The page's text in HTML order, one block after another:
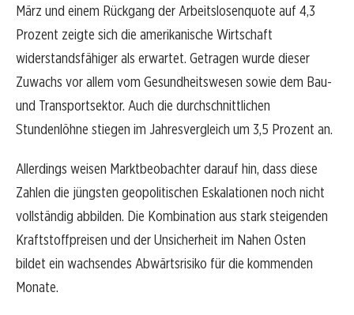
März und einem Rückgang der Arbeitslosenquote auf 4,3
Prozent zeigte sich die amerikanische Wirtschaft
widerstandsfähiger als erwartet. Getragen wurde dieser
Zuwachs vor allem vom Gesundheitswesen sowie dem Bau-
und Transportsektor. Auch die durchschnittlichen
Stundenlöhne stiegen im Jahresvergleich um 3,5 Prozent an.
Allerdings weisen Marktbeobachter darauf hin, dass diese
Zahlen die jüngsten geopolitischen Eskalationen noch nicht
vollständig abbilden. Die Kombination aus stark steigenden
Kraftstoffpreisen und der Unsicherheit im Nahen Osten
bildet ein wachsendes Abwärtsrisiko für die kommenden
Monate.